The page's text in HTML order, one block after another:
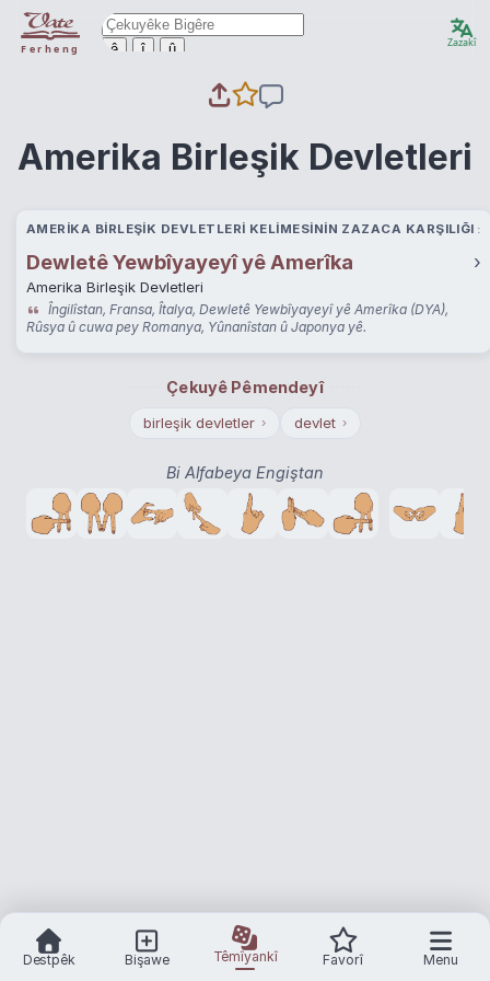
Ferheng ê î û Zazakî
Amerika Birleşik Devletleri
AMERIKA BIRLEŞIK DEVLETLERI KELIMESININ ZAZACA KARŞILIĞI
Dewletê Yewbîyayeyî yê Amerîka ›
Amerika Birleşik Devletleri
Îngilîstan, Fransa, Îtalya, Dewletê Yewbîyayeyî yê Amerîka (DYA),
Rûsya û cuwa pey Romanya, Yûnanîstan û Japonya yê.
Çekuyê Pêmendeyî
birleşik devletler › devlet ›
Bi Alfabeya Engiştan
Destpêk Bişawe Têmîyankî Favorî Menu